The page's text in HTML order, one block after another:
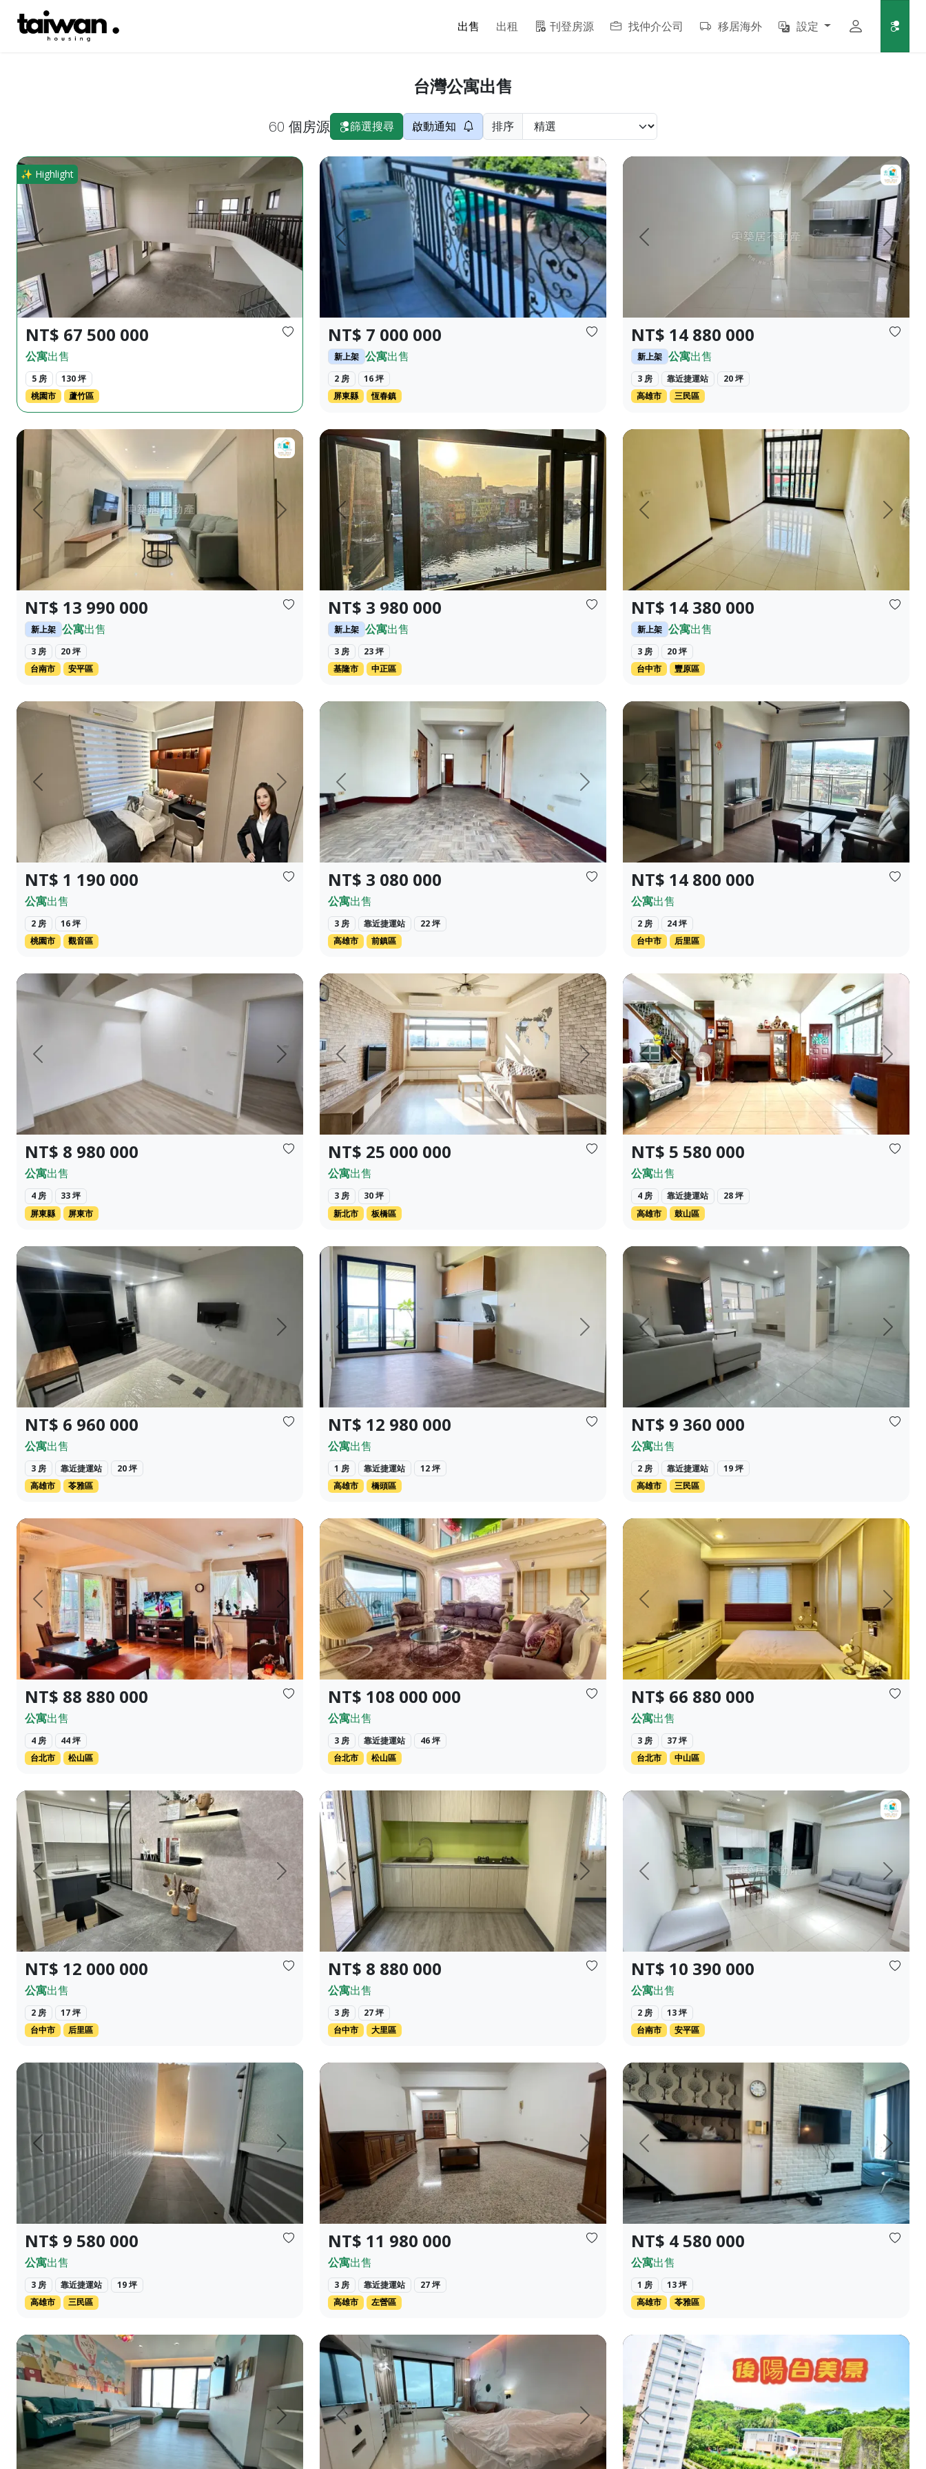
出售 出租 刊登房源 找仲介公司 移居海外 設定
台灣公寓出售
60 個房源 篩選搜尋 啟動通知 排序
✨ Highlight
上一頁 下一頁
NT$ 67 500 000
公寓出售
5 房
130 坪
桃園市
蘆竹區
**大竹商圈稀有大坪數超值物件**私人豪宅/私人會所(19-20層樓中樓) 四面採光,無敵景觀 優質社區,管理...
上一頁 下一頁
NT$ 7 000 000
新上架 公寓出售
2 房
16 坪
屏東縣
恆春鎮
華夏大樓 兩房兩衛一廳一陽台 總共有8樓 8樓是公共設施 有KTV室 健身房 房子在3樓 權狀坪數：約 25.6...
上一頁 下一頁
NT$ 14 880 000
新上架 公寓出售
3 房 靠近捷運站
20 坪
高雄市
三民區
【售】東築居♦️鑫空樹｜三房平車雙面採光｜北高核心商圈🎖️
上一頁 下一頁
NT$ 13 990 000
新上架 公寓出售
3 房
20 坪
台南市
安平區
【售】東築居♦️潤隆真愛2｜最懂你的三房｜平車首選🎖️ ♦️正對3700坪大公園，享有安平港灣特區亮麗海景...
上一頁 下一頁
NT$ 3 980 000
新上架 公寓出售
3 房
23 坪
基隆市
中正區
🎯物件亮點 售價：398萬 權狀：23.42坪 格局：3房1廳1衛1陽台 地址：基隆市中正區 樓層：4/4樓 ✨...
上一頁 下一頁
NT$ 14 380 000
新上架 公寓出售
3 房
20 坪
台中市
豐原區
全新豐原三房 昇降車位（平面） 近廟東 及豐原火車站 出價即
上一頁 下一頁
NT$ 1 190 000
公寓出售
2 房
16 坪
桃園市
觀音區
靠近工業區漂亮的裝磺歡迎看屋新婚夫妻可以考慮看看喔
上一頁 下一頁
NT$ 3 080 000
公寓出售
3 房 靠近捷運站
22 坪
高雄市
前鎮區
鄰近五大商圈~舊籬仔內/五甲瑞隆/光華/三多/亞灣~ ~視野廣闊無死角~夜晚觀賞輕軌路廊~品茗咖啡~舒緩...
上一頁 下一頁
NT$ 14 800 000
公寓出售
2 房
24 坪
台中市
后里區
后里市中心，成熟社區，大兩房， 平面車位， 本社區目前稀
上一頁 下一頁
NT$ 8 980 000
公寓出售
4 房
33 坪
屏東縣
屏東市
屏東市政中心 崇蘭國小 景觀4房 平車 ❀✦建坪✦❀ 56.434坪 ❀✦格局✦❀ 4 房 3 廳 3 衛 ❀✦總價✦❀ 958萬 ...
上一頁 下一頁
NT$ 25 000 000
公寓出售
3 房
30 坪
新北市
板橋區
🔴 8/3 更新 已簽約付訂，暫停帶看中，感謝本網站的曝光！ 【屋主自售文】板橋府中生活圈🔥3房景觀戶...
上一頁 下一頁
NT$ 5 580 000
公寓出售
4 房 靠近捷運站
28 坪
高雄市
鼓山區
巨蛋瑞豐商圈優質美寓 ❀✦建坪✦❀ 27.603坪 ❀✦格局✦❀ 4房
下一頁
NT$ 6 960 000
公寓出售
3 房 靠近捷運站
20 坪
高雄市
苓雅區
文化中心商圈 高師大和平校區 三套房滿租中 ❀✦建坪✦❀ 22.000坪 ❀✦格局✦❀ 3房 3衛 ❀✦總價✦❀ 696萬 經...
上一頁 下一頁
NT$ 12 980 000
公寓出售
1 房 靠近捷運站
12 坪
高雄市
橋頭區
❀✦建坪✦❀ 27.382 坪 ❀✦格局✦❀ 1 房 2 廳 1 衛 ❀✦總價✦❀ 1298萬 近半導體重鎮~楠梓科技產業...
上一頁 下一頁
NT$ 9 360 000
公寓出售
2 房 靠近捷運站
19 坪
高雄市
三民區
❀✦建坪✦❀ 19.405 坪 ❀✦格局✦❀ 2 房 2 廳 2 衛 ❀✦總價✦❀
上一頁 下一頁
NT$ 88 880 000
公寓出售
4 房
44 坪
台北市
松山區
🍃 【公園首席 靜謐綠意】 ｜ 正對新中公園，坐擁民生社區最珍貴的林蔭視野與人文氣息。 ☀️ 【罕見四...
上一頁 下一頁
NT$ 108 000 000
公寓出售
3 房 靠近捷運站
46 坪
台北市
松山區
【揚昇君苑｜水岸景觀豪邸】 煙波浩渺間，收攬一江星火。這不僅是一棟建築，更是您尊榮身份的凌空座...
上一頁 下一頁
NT$ 66 880 000
公寓出售
3 房
37 坪
台北市
中山區
✨ 【遠雄朝日】高樓層邊間 3房雙車位 大隱於中山繁華核心
上一頁 下一頁
NT$ 12 000 000
公寓出售
2 房
17 坪
台中市
后里區
全新建築位於后里 距離Mircon 10分鐘 2房2衛
上一頁 下一頁
NT$ 8 880 000
公寓出售
3 房
27 坪
台中市
大里區
🥬 約2分鐘到內新黃昏市場，每天都有新鮮蔬果、熟食、小吃，充滿在地人情味，下班買菜超方便。 🏦 約2...
上一頁 下一頁
NT$ 10 390 000
公寓出售
2 房
13 坪
台南市
安平區
【售】東築居♦️市政｜獨自升級｜🎖️大道1+1平車 ♦️入主市政特
上一頁 下一頁
NT$ 9 580 000
公寓出售
3 房 靠近捷運站
19 坪
高雄市
三民區
❀✦建坪✦❀ 19.384 坪 ❀✦格局✦❀ 3 房 2 廳 2 衛 ❀✦總價✦❀ 958 萬 經紀業名稱：永盛不動產有限公司 經...
上一頁 下一頁
NT$ 11 980 000
公寓出售
3 房 靠近捷運站
27 坪
高雄市
左營區
❀✦建坪✦❀ 39.819坪 ❀✦格局✦❀ 3房 2 廳 2 衛 ❀✦總價✦❀ 1198萬 經紀業名稱：永盛不動產有限公司 經紀...
上一頁 下一頁
NT$ 4 580 000
公寓出售
1 房
13 坪
高雄市
苓雅區
親民價高視野優雅飯店型住宅 適合出差，自住，出租，公司
上一頁 下一頁
高雄苓雅區85大樓 親民價高視野優雅飯店型住宅 適合出差，自住，出租，公司據點使用。 (附近有停車場...
上一頁 下一頁
( 高 雅 時 尚 )85大樓 高樓層海港風景飯店型住宅 適合出差，自住，出租，公司據點使用。 (附近有停...
上一頁 下一頁
高雄鼓山區 近壽山 低總價 收租 美寓 ❀✦建坪✦❀ 25.656 坪